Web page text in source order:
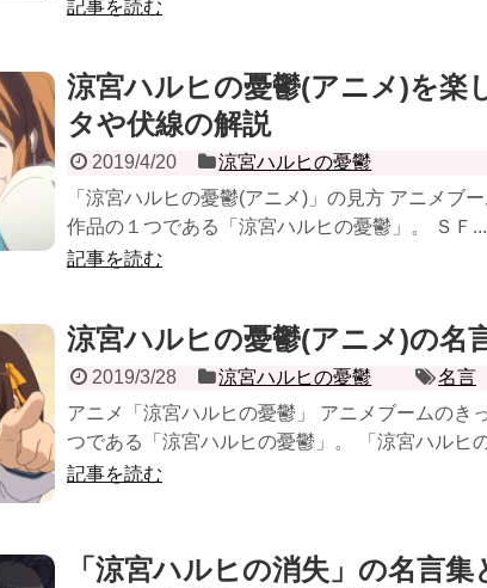
記事を読む
涼宮ハルヒの憂鬱(アニメ)を楽
タや伏線の解説
2019/4/20
涼宮ハルヒの憂鬱
「涼宮ハルヒの憂鬱(アニメ)」の見方 アニメブ
作品の１つである「涼宮ハルヒの憂鬱」。 ＳＦ...
記事を読む
涼宮ハルヒの憂鬱(アニメ)の名
2019/3/28 涼宮ハルヒの憂鬱
名言
アニメ「涼宮ハルヒの憂鬱」 アニメブームのき
つである「涼宮ハルヒの憂鬱」。 「涼宮ハルヒ
記事を読む
「涼宮ハルヒの消失」の名言